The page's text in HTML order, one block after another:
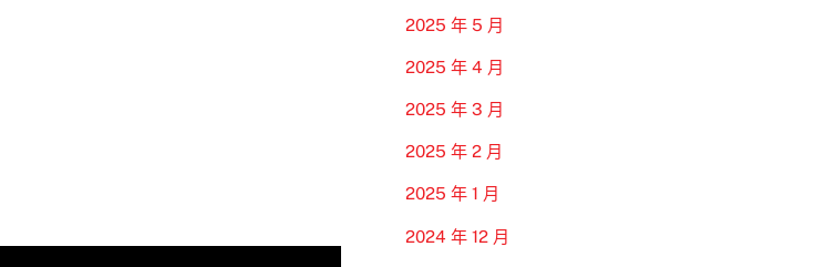
2025 年 5 月
2025 年 4 月
2025 年 3 月
2025 年 2 月
2025 年 1 月
2024 年 12 月